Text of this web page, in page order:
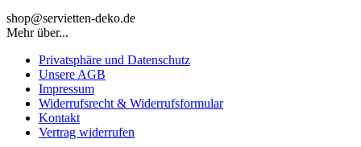
shop@servietten-deko.de
Mehr über...
Privatsphäre und Datenschutz
Unsere AGB
Impressum
Widerrufsrecht & Widerrufsformular
Kontakt
Vertrag widerrufen